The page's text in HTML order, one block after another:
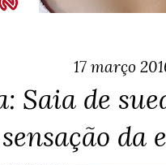
17 março
Saia de
sensação da